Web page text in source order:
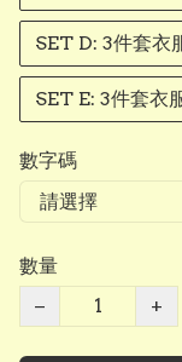
SET D: 3件套衣
SET E: 3件套衣
數字碼
數量
−
+